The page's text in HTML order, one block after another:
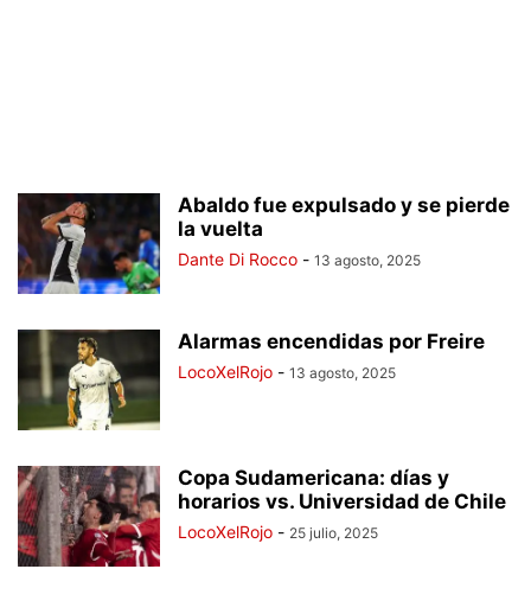
Abaldo fue expulsado y se pierde
la vuelta
Dante Di Rocco - 13 agosto, 2025
Alarmas encendidas por Freire
LocoXelRojo - 13 agosto, 2025
Copa Sudamericana: días y
horarios vs. Universidad de Chile
LocoXelRojo - 25 julio, 2025